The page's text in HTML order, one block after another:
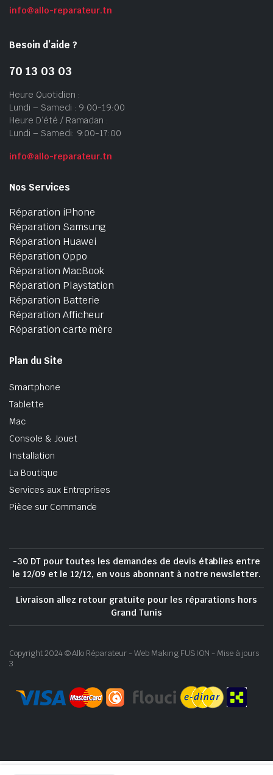
info@allo-reparateur.tn
Besoin d’aide ?
70 13 03 03
Heure Quotidien :
Lundi – Samedi : 9:00-19:00
Heure D’été / Ramadan :
Lundi – Samedi: 9:00-17:00
info@allo-reparateur.tn
Nos Services
Réparation iPhone
Réparation Samsung
Réparation Huawei
Réparation Oppo
Réparation MacBook
Réparation Playstation
Réparation Batterie
Réparation Afficheur
Réparation carte mère
Plan du Site
Smartphone
Tablette
Mac
Console & Jouet
Installation
La Boutique
Services aux Entreprises
Pièce sur Commande
-30 DT pour toutes les demandes de devis établies entre
le 12/09 et le 12/12, en vous abonnant à notre newsletter.
Livraison allez retour gratuite pour les réparations hors
Grand Tunis
Copyright 2024 © Allo Réparateur - Web Making FUSION - Mise à jours
3